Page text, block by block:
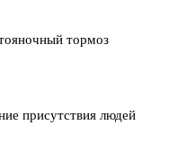
тормоз
присутствия людей